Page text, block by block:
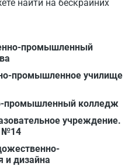
найти на бескрайних
промышленный
промышленное училище
промышленный колледж
учреждение.
№14
и дизайна